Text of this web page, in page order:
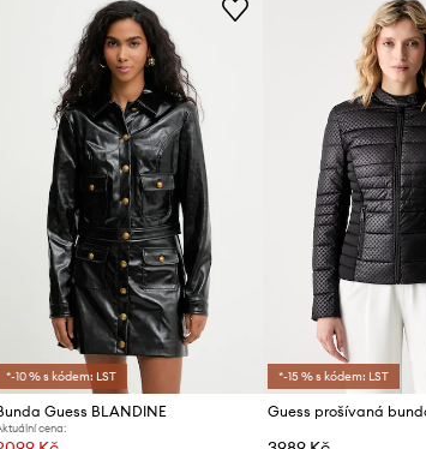
*-10 % s kódem: LST
Guess BLANDINE
cena:
*-15 % s kódem: LST